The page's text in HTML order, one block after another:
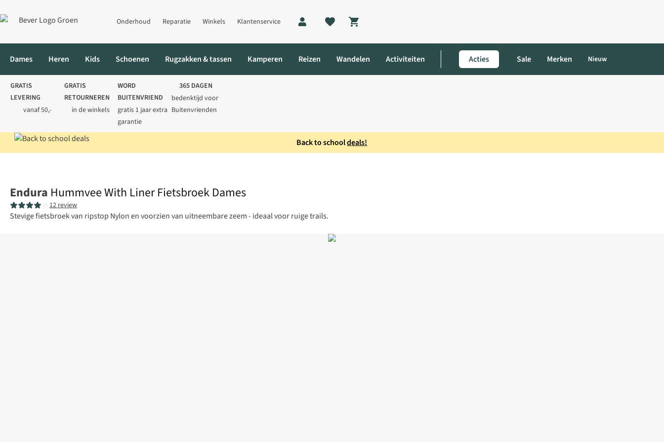
Onderhoud Reparatie Winkels Klantenservice
Shopping cart
Dames Heren Kids Schoenen Rugzakken & tassen Kamperen Reizen Wandelen Activiteiten Acties Sale Merken Nieuw
GRATIS
LEVERING
vanaf 50,-
GRATIS
RETOURNEREN
in de winkels
WORD
BUITENVRIEND
gratis 1 jaar extra
garantie
365 DAGEN
bedenktijd voor
Buitenvrienden
Back to schooldeals!
Endura Hummvee With Liner Fietsbroek Dames
12 review
Stevige fietsbroek van ripstop Nylon en voorzien van uitneembare zeem - ideaal voor ruige trails.